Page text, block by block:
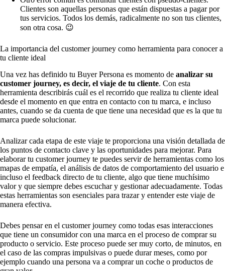
Clientes son aquellas personas que están dispuestas a pagar por
tus servicios. Todos los demás, radicalmente no son tus clientes,
son otra cosa. 😉
La importancia del customer journey como herramienta para conocer a
tu cliente ideal
Una vez has definido tu Buyer Persona es momento de analizar su
customer journey, es decir, el viaje de tu cliente. Con esta
herramienta describirás cuál es el recorrido que realiza tu cliente ideal
desde el momento en que entra en contacto con tu marca, e incluso
antes, cuando se da cuenta de que tiene una necesidad que es la que tu
marca puede solucionar.
Analizar cada etapa de este viaje te proporciona una visión detallada de
los puntos de contacto clave y las oportunidades para mejorar. Para
elaborar tu customer journey te puedes servir de herramientas como los
mapas de empatía, el análisis de datos de comportamiento del usuario e
incluso el feedback directo de tu cliente, algo que tiene muchísimo
valor y que siempre debes escuchar y gestionar adecuadamente. Todas
estas herramientas son esenciales para trazar y entender este viaje de
manera efectiva.
Debes pensar en el customer journey como todas esas interacciones
que tiene un consumidor con una marca en el proceso de comprar su
producto o servicio. Este proceso puede ser muy corto, de minutos, en
el caso de las compras impulsivas o puede durar meses, como por
ejemplo cuando una persona va a comprar un coche o productos de